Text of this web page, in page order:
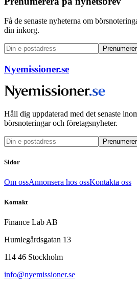
Få de senaste nyheterna om
din inkorg.
Nyemissioner.se
Håll dig uppdaterad med det senaste
börsnoteringar och företagsnyheter.
Sidor
Om ossAnnonsera hos ossKontakta oss
Kontakt
Finance Lab AB
Humlegårdsgatan 13
114 46 Stockholm
info@nyemissioner.se